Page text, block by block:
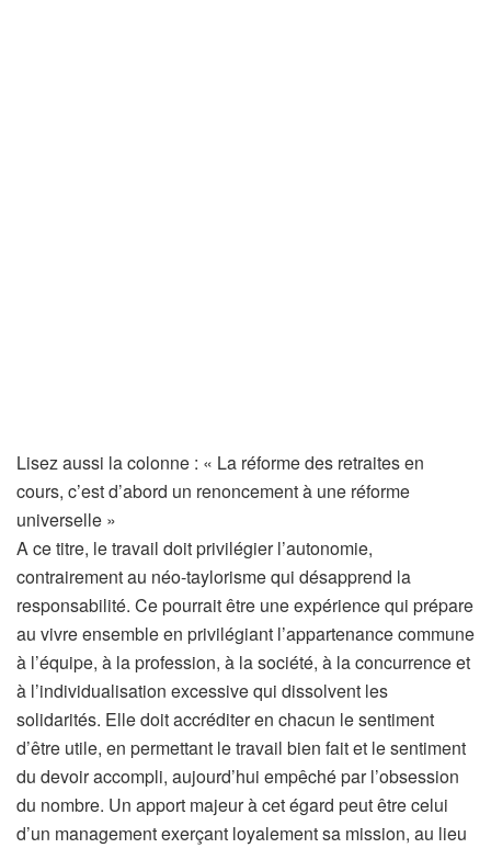
Lisez aussi la colonne : A
r
i
c
l
e
r
é
s
e
r
v
é
« La réforme des retraites en
cours, c’est d’abord un renoncement à une réforme
universelle »
A ce titre, le travail doit privilégier l’autonomie,
contrairement au néo-taylorisme qui désapprend la
responsabilité. Ce pourrait être une expérience qui prépare
au vivre ensemble en privilégiant l’appartenance commune
à l’équipe, à la profession, à la société, à la concurrence et
à l’individualisation excessive qui dissolvent les
solidarités. Elle doit accréditer en chacun le sentiment
d’être utile, en permettant le travail bien fait et le sentiment
du devoir accompli, aujourd’hui empêché par l’obsession
du nombre. Un apport majeur à cet égard peut être celui
d’un management exerçant loyalement sa mission, au lieu